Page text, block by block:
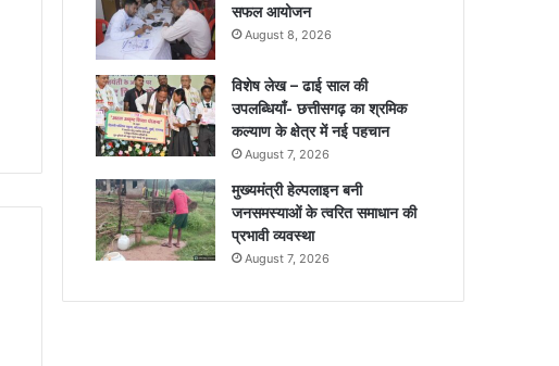
सफल आयोजन
August 8, 2026
विशेष लेख – ढाई साल की
उपलब्धियाँ- छत्तीसगढ़ का श्रमिक
कल्याण के क्षेत्र में नई पहचान
August 7, 2026
मुख्यमंत्री हेल्पलाइन बनी
जनसमस्याओं के त्वरित समाधान की
प्रभावी व्यवस्था
August 7, 2026